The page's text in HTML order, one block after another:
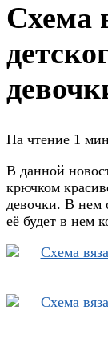
Схема
На чтение 1 мин
В данной
крючком
девочки. В нем
её будет в нем